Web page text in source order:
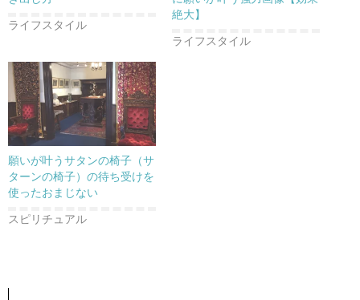
ライフスタイル
絶大】
ライフスタイル
願いが叶うサタンの椅子（サ
ターンの椅子）の待ち受けを
使ったおまじない
スピリチュアル